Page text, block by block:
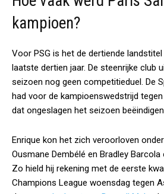
kampioen?
Voor PSG is het de dertiende
laatste dertien jaar. De steenrijke club
seizoen nog geen competitieduel. De
had voor de kampioenswedstrijd
dat ongeslagen het seizoen
Enrique kon het zich veroorloven
Ousmane Dembélé en Bradley
Zo hield hij rekening met de eerste
Champions League woensdag tegen